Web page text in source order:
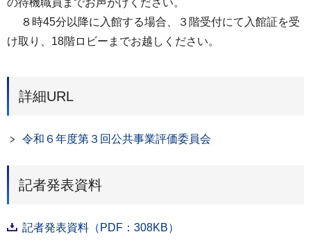
の待機職員までお声がけください。
８時45分以降に入館する場合、３階受付にて入館証を受
け取り、18階ロビーまでお越しください。
詳細URL
令和６年度第３回公共事業評価委員会
記者発表資料
記者発表資料（PDF：308KB）